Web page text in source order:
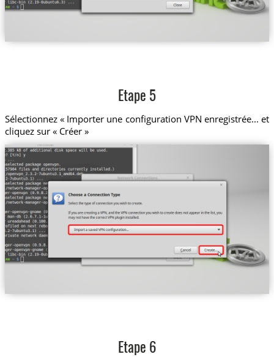
Etape 5
Sélectionnez « Importer une configuration VPN enregistrée... et
cliquez sur « Créer »
Etape 6